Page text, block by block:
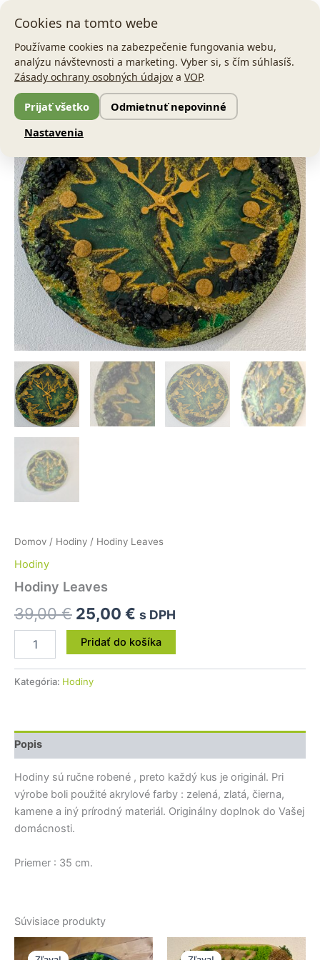
Preskočiť
obsah
Zľava!
Domov / Hodiny / Hodiny Leaves
Hodiny
Hodiny Leaves
39,00€
Pôvodná
cena
bola:
25,00 €
Aktuálna
cena
je:
s DPH
množstvo
Hodiny
Leaves
Pridať do košíka
Kategória: Hodiny
Popis
Hodiny sú ručne robené , preto každý kus je originál. Pri
výrobe boli použité akrylové farby : zelená, zlatá, čierna,
kamene a iný prírodný materiál. Originálny doplnok do Vašej
domácnosti.
Priemer : 35 cm.
Súvisiace produkty
Pôvodná
cena
Aktuálna
cena
Pôvodná
cena
Aktuálna
cena
Cookies na tomto webe
Používame cookies na zabezpečenie fungovania webu,
analýzu návštevnosti a marketing. Vyber si, s čím súhlasíš.
Zásady ochrany osobných údajov a VOP.
Prijať všetko
Odmietnuť nepovinné
Nastavenia